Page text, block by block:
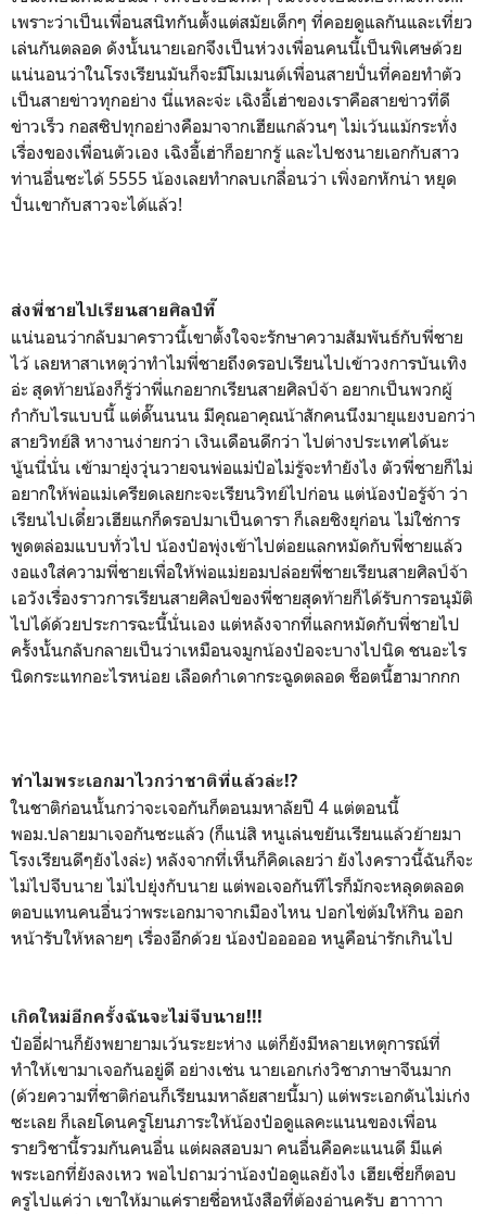
เพราะว่าเป็นเพื่อนสนิทกันตั้งแต่สมัยเด็กๆ ที่คอยดูแลกันและเที่ยว
เล่นกันตลอด ดังนั้นนายเอกจึงเป็นห่วงเพื่อนคนนี้เป็นพิเศษด้วย
แน่นอนว่าในโรงเรียนมันก็จะมีโมเมนต์เพื่อนสายปั่นที่คอยทำตัว
เป็นสายข่าวทุกอย่าง นี่แหละจ่ะ เฉิงอี้เฮ่าของเราคือสายข่าวที่ดี
ข่าวเร็ว กอสซิปทุกอย่างคือมาจากเฮียแกล้วนๆ ไม่เว้นแม้กระทั่ง
เรื่องของเพื่อนตัวเอง เฉิงอี้เฮ่าก็อยากรู้ และไปชงนายเอกกับสาว
ท่านอื่นซะได้ 5555 น้องเลยทำกลบเกลื่อนว่า เพิ่งอกหักน่า หยุด
ปั่นเขากับสาวจะได้แล้ว!
ส่งพี่ชายไปเรียนสายศิลป์ที๊
แน่นอนว่ากลับมาคราวนี้เขาตั้งใจจะรักษาความสัมพันธ์กับพี่ชาย
ไว้ เลยหาสาเหตุว่าทำไมพี่ชายถึงดรอปเรียนไปเข้าวงการบันเทิง
อ่ะ สุดท้ายน้องก็รู้ว่าพี่แกอยากเรียนสายศิลป์จ้า อยากเป็นพวกผู้
กำกับไรแบบนี้ แต่ดั๊นนนน มีคุณอาคุณน้าสักคนนึงมายุแยงบอกว่า
สายวิทย์สิ หางานง่ายกว่า เงินเดือนดีกว่า ไปต่างประเทศได้นะ
นู้นนี่นั่น เข้ามายุ่งวุ่นวายจนพ่อแม่ป๋อไม่รู้จะทำยังไง ตัวพี่ชายก็ไม่
อยากให้พ่อแม่เครียดเลยกะจะเรียนวิทย์ไปก่อน แต่น้องป๋อรู้จ้า ว่า
เรียนไปเดี๋ยวเฮียแกก็ดรอปมาเป็นดารา ก็เลยชิงยุก่อน ไม่ใช่การ
พูดตล่อมแบบทั่วไป น้องป๋อพุ่งเข้าไปต่อยแลกหมัดกับพี่ชายแล้ว
งอแงใส่ความพี่ชายเพื่อให้พ่อแม่ยอมปล่อยพี่ชายเรียนสายศิลป์จ้า
เอวังเรื่องราวการเรียนสายศิลป์ของพี่ชายสุดท้ายก็ได้รับการอนุมัติ
ไปได้ด้วยประการฉะนี้นั่นเอง แต่หลังจากที่แลกหมัดกับพี่ชายไป
ครั้งนั้นกลับกลายเป็นว่าเหมือนจมูกน้องป๋อจะบางไปนิด ชนอะไร
นิดกระแทกอะไรหน่อย เลือดกำเดากระฉูดตลอด ช็อตนี้ฮามากกก
ทำไมพระเอกมาไวกว่าชาติที่แล้วล่ะ!?
ในชาติก่อนนั้นกว่าจะเจอกันก็ตอนมหาลัยปี 4 แต่ตอนนี้
พอม.ปลายมาเจอกันซะแล้ว (ก็แน่สิ หนูเล่นขยันเรียนแล้วย้ายมา
โรงเรียนดีๆยังไงล่ะ) หลังจากที่เห็นก็คิดเลยว่า ยังไงคราวนี้ฉันก็จะ
ไม่ไปจีบนาย ไม่ไปยุ่งกับนาย แต่พอเจอกันทีไรก็มักจะหลุดตลอด
ตอบแทนคนอื่นว่าพระเอกมาจากเมืองไหน ปอกไข่ต้มให้กิน ออก
หน้ารับให้หลายๆ เรื่องอีกด้วย น้องป๋อออออ หนูคือน่ารักเกินไป
เกิดใหม่อีกครั้งฉันจะไม่จีบนาย!!!
ป๋ออี่ฝานก็ยังพยายามเว้นระยะห่าง แต่ก็ยังมีหลายเหตุการณ์ที่
ทำให้เขามาเจอกันอยู่ดี อย่างเช่น นายเอกเก่งวิชาภาษาจีนมาก
(ด้วยความที่ชาติก่อนก็เรียนมหาลัยสายนี้มา) แต่พระเอกดันไม่เก่ง
ซะเลย ก็เลยโดนครูโยนภาระให้น้องป๋อดูแลคะแนนของเพื่อน
รายวิชานี้รวมกันคนอื่น แต่ผลสอบมา คนอื่นคือคะแนนดี มีแค่
พระเอกที่ยังลงเหว พอไปถามว่าน้องป๋อดูแลยังไง เฮียเซี่ยก็ตอบ
ครูไปแค่ว่า เขาให้มาแค่รายชื่อหนังสือที่ต้องอ่านครับ ฮาาาาา